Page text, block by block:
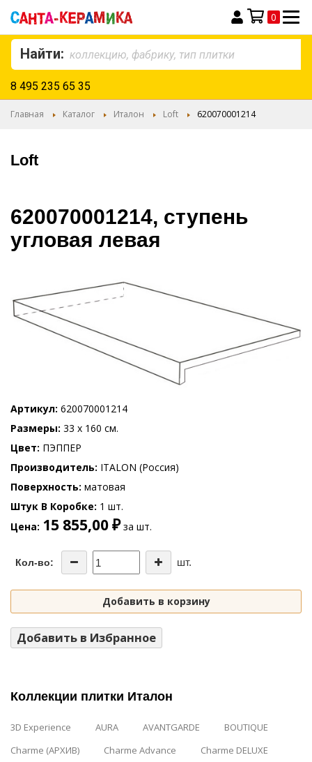
Моя корзина
0
Найти:
8 495 235 65 35
Главная Каталог Италон Loft 620070001214
Loft
620070001214, ступень
угловая левая
Артикул 620070001214
Размеры 33 x 160 см.
Цвет ПЭППЕР
Производитель ITALON (Россия)
Поверхность матовая
Штук В Коробке 1 шт.
Цена 15 855,00 ₽за шт.
Кол-во: шт.
Добавить в корзину
Добавить в Избранное
Коллекции плитки Италон
3D Experience AURA AVANTGARDE
BOUTIQUE
Charme (АРХИВ)
Charme Advance
Charme DELUXE